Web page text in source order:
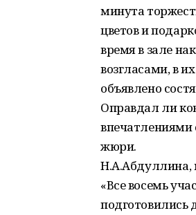
минута
цветов и
время в зале
возгласами, в
объявлено
Оправдал ли
впечатлениями
жюри.
Н.А.Абдуллина,
«Все восемь
подготовились